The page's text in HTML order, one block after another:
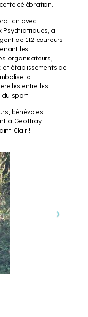
célébration.
avec
Psychiatriques, a
de 112 coureurs
les
organisateurs,
établissements de
la
entre les
du sport.
bénévoles,
à Geoffray
Clair !